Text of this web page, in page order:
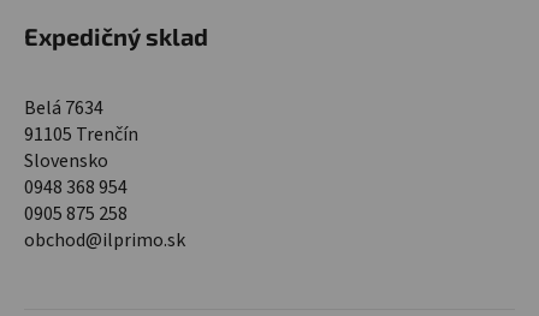
Expedičný sklad
Belá 7634
91105 Trenčín
Slovensko
0948 368 954
0905 875 258
obchod@ilprimo.sk